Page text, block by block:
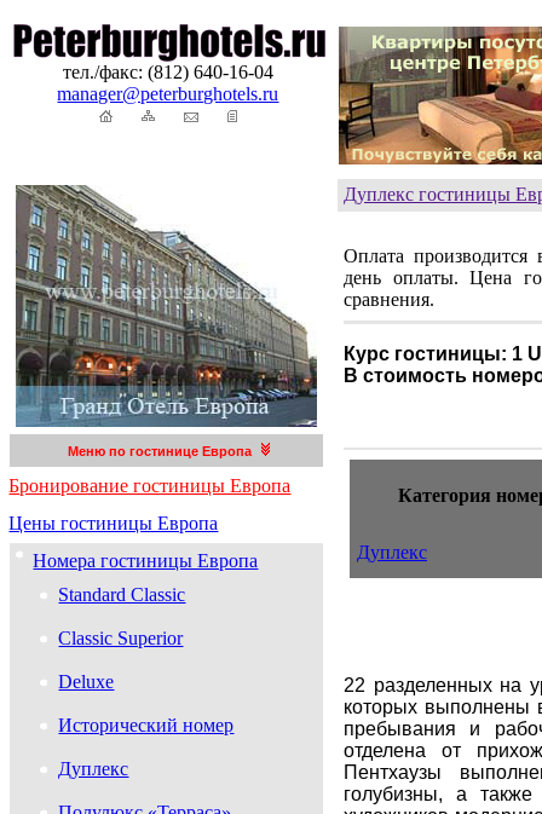
тел./факс: (812) 640-16-04
manager@peterburghotels.ru
Меню по гостинице Европа
Бронирование гостиницы Европа
Цены гостиницы Европа
Номера гостиницы Европа
Standard Classic
Classic Superior
Deluxe
Исторический номер
Дуплекс
Дуплекс гостиницы
Оплата
день оплаты. Цена
сравнения.
Курс гостиницы: 1
В стоимость
Категория
Дуплекс
22 разделенных на
которых выполнены
пребывания и
отделена от
Пентхаузы
голубизны, а также